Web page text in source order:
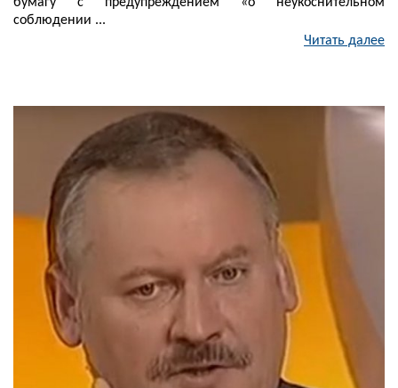
соблюдении ...
Читать далее